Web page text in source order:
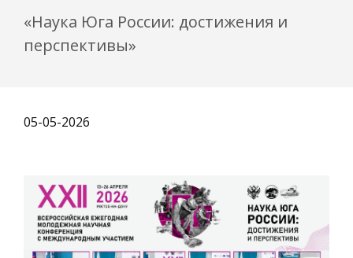
«Наука Юга России: достижения и
перспективы»
05-05-2026